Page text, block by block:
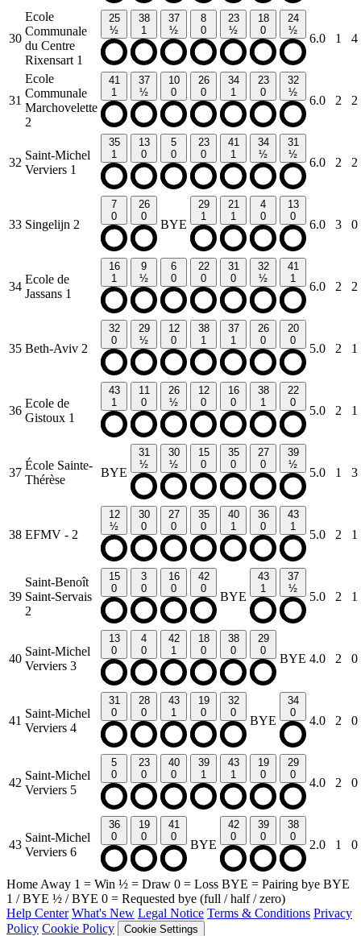
30
Ecole
Communale
du Centre
Rixensart 1
25
½
38
1
37
½
8
0
23
½
18
0
24
½
6.0 1 4
31
Ecole
Communale
Marchovelette
2
41
1
37
½
10
0
26
0
34
1
23
0
32
½
6.0 2 2
32
Saint-Michel
Verviers 1
35
1
13
0
5
0
23
0
41
1
34
½
31
½
6.0 2 2
33 Singelijn 2
7
0
26
0
BYE
29
1
21
1
4
0
13
0
6.0 3 0
34
Ecole de
Jassans 1
16
1
9
½
6
0
22
0
31
0
32
½
41
1
6.0 2 2
35 Beth-Aviv 2
32
0
29
½
12
0
38
1
37
1
26
0
20
0
5.0 2 1
36
Ecole de
Gistoux 1
43
1
11
0
26
½
12
0
16
0
38
1
22
0
5.0 2 1
37
École Sainte-
Thérèse
BYE
31
½
30
½
15
0
35
0
27
0
39
½
5.0 1 3
38 EFMV - 2
12
½
30
0
27
0
35
0
40
1
36
0
43
1
5.0 2 1
39
Saint-Benoît
Saint-Servais
2
15
0
3
0
16
0
42
0
BYE
43
1
37
½
5.0 2 1
40
Saint-Michel
Verviers 3
13
0
4
0
42
1
18
0
38
0
29
0
BYE 4.0 2 0
41
Saint-Michel
Verviers 4
31
0
28
0
43
1
19
0
32
0
BYE
34
0
4.0 2 0
42
Saint-Michel
Verviers 5
5
0
23
0
40
0
39
1
43
1
19
0
29
0
4.0 2 0
43
Saint-Michel
Verviers 6
36
0
19
0
41
0
BYE
42
0
39
0
38
0
2.0 1 0
Home Away 1 = Win ½ = Draw 0 = Loss BYE = Pairing bye BYE
1 /BYE ½ /BYE 0 = Requested bye (full / half / zero)
Help Center What's New Legal Notice Terms & Conditions Privacy
Policy Cookie Policy Cookie Settings